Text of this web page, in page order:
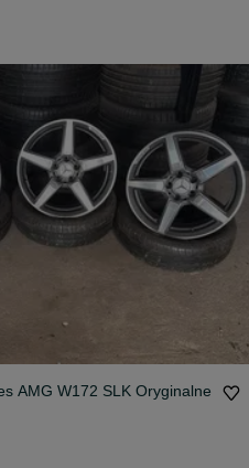
AMG W172 SLK Oryginalne